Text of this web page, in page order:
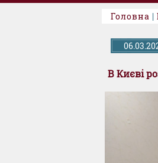
Головна |
​В Києві